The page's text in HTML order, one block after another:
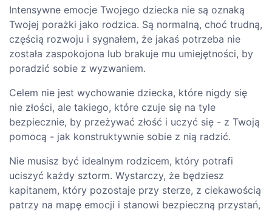
Intensywne emocje Twojego dziecka nie są oznaką
Twojej porażki jako rodzica. Są normalną, choć trudną,
częścią rozwoju i sygnałem, że jakaś potrzeba nie
została zaspokojona lub brakuje mu umiejętności, by
poradzić sobie z wyzwaniem.
Celem nie jest wychowanie dziecka, które nigdy się
nie złości, ale takiego, które czuje się na tyle
bezpiecznie, by przeżywać złość i uczyć się - z Twoją
pomocą - jak konstruktywnie sobie z nią radzić.
Nie musisz być idealnym rodzicem, który potrafi
uciszyć każdy sztorm. Wystarczy, że będziesz
kapitanem, który pozostaje przy sterze, z ciekawością
patrzy na mapę emocji i stanowi bezpieczną przystań,